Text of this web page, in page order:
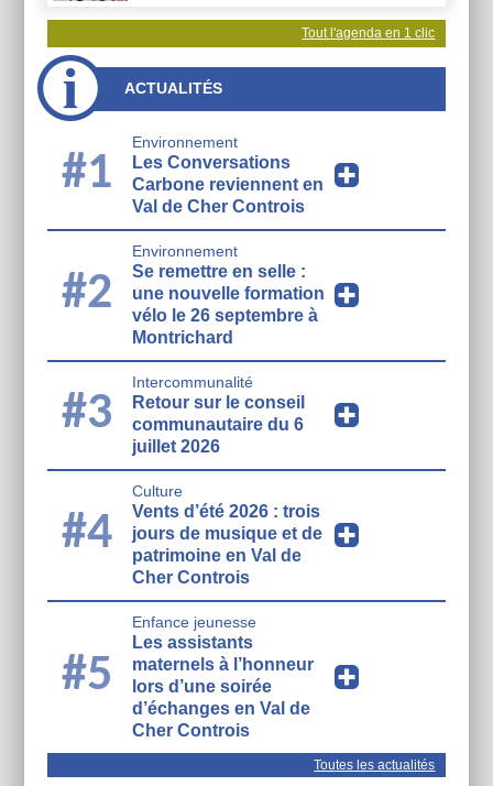
Tout l'agenda en 1 clic
ACTUALITÉS
#1
Environnement
Les Conversations
Carbone reviennent en
Val de Cher Controis
#2
Environnement
Se remettre en selle :
une nouvelle formation
vélo le 26 septembre à
Montrichard
#3
Intercommunalité
Retour sur le conseil
communautaire du 6
juillet 2026
#4
Culture
Vents d’été 2026 : trois
jours de musique et de
patrimoine en Val de
Cher Controis
#5
Enfance jeunesse
Les assistants
maternels à l’honneur
lors d’une soirée
d’échanges en Val de
Cher Controis
Toutes les actualités